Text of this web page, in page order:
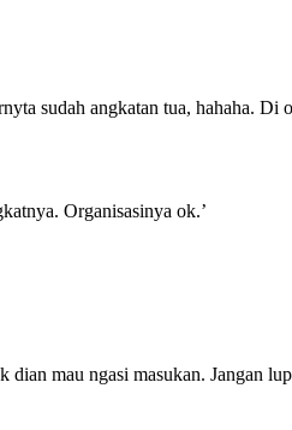
sudah angkatan tua, hahaha.
Organisasinya ok.’
mau ngasi masukan. Jangan